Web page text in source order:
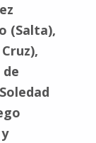
(Salta),